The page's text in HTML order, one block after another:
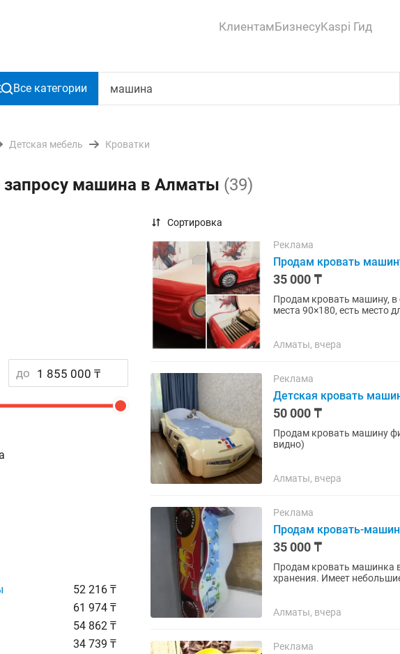
КлиентамБизнесуKaspi Гид
Все категории
Детская мебель Кроватки
запросу машина в Алматы (39)
до
52 216 ₸
61 974 ₸
54 862 ₸
34 739 ₸
Сортировка
Реклама
Продам кровать
35 000 ₸
Продам кровать машину, в
места 90×180, есть место
Алматы, вчера
Реклама
Детская кровать
50 000 ₸
Продам кровать машину
видно)
Алматы, вчера
Реклама
Продам кровать-
35 000 ₸
Продам кровать машинка
хранения. Имеет
Алматы, вчера
Реклама